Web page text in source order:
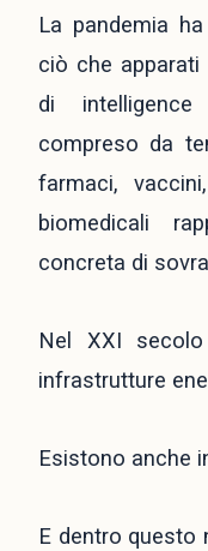
La pandemia
ciò che
di
compreso da
farmaci,
biomedicali
concreta di
Nel XXI
infrastrutture
Esistono anche
E dentro questo